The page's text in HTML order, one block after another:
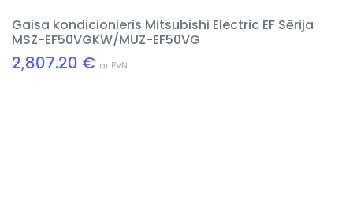
Gaisa kondicionieris Mitsubishi Electric EF Sērija
MSZ-EF50VGKW/MUZ-EF50VG
2,807.20 € ar PVN